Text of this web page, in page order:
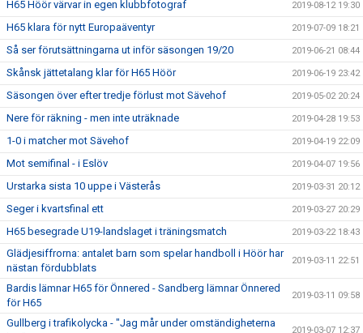
H65 Höör värvar in egen klubbfotograf 2019-08-12 19:30
H65 klara för nytt Europaäventyr 2019-07-09 18:21
Så ser förutsättningarna ut inför säsongen 19/20 2019-06-21 08:44
Skånsk jättetalang klar för H65 Höör 2019-06-19 23:42
Säsongen över efter tredje förlust mot Sävehof 2019-05-02 20:24
Nere för räkning - men inte uträknade 2019-04-28 19:53
1-0 i matcher mot Sävehof 2019-04-19 22:09
Mot semifinal - i Eslöv 2019-04-07 19:56
Urstarka sista 10 uppe i Västerås 2019-03-31 20:12
Seger i kvartsfinal ett 2019-03-27 20:29
H65 besegrade U19-landslaget i träningsmatch 2019-03-22 18:43
Glädjesiffrorna: antalet barn som spelar handboll i Höör har
nästan fördubblats
2019-03-11 22:51
Bardis lämnar H65 för Önnered - Sandberg lämnar Önnered
för H65
2019-03-11 09:58
Gullberg i trafikolycka - "Jag mår under omständigheterna
2019-03-07 12:37